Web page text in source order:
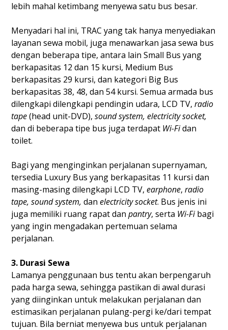
lebih mahal ketimbang menyewa satu bus besar.
Menyadari hal ini, TRAC yang tak hanya menyediakan
layanan sewa mobil, juga menawarkan jasa sewa bus
dengan beberapa tipe, antara lain Small Bus yang
berkapasitas 12 dan 15 kursi, Medium Bus
berkapasitas 29 kursi, dan kategori Big Bus
berkapasitas 38, 48, dan 54 kursi. Semua armada bus
dilengkapi dilengkapi pendingin udara, LCD TV, radio
tape(head unit-DVD), sound system, electricity socket,
dan di beberapa tipe bus juga terdapat Wi-Fidan
toilet.
Bagi yang menginginkan perjalanan supernyaman,
tersedia Luxury Bus yang berkapasitas 11 kursi dan
masing-masing dilengkapi LCD TV, earphone, radio
tape, sound system, dan electricity socket. Bus jenis ini
juga memiliki ruang rapat dan pantry, serta Wi-Fibagi
yang ingin mengadakan pertemuan selama
perjalanan.
3. Durasi Sewa
Lamanya penggunaan bus tentu akan berpengaruh
pada harga sewa, sehingga pastikan di awal durasi
yang diinginkan untuk melakukan perjalanan dan
estimasikan perjalanan pulang-pergi ke/dari tempat
tujuan. Bila berniat menyewa bus untuk perjalanan